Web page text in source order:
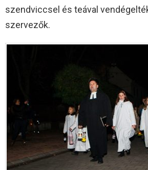
szendviccsel és teával
szervezők.